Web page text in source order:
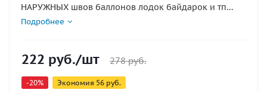
НАРУЖНЫХ швов баллонов лодок байдарок и тп
Лента ПВХ имеет тканьевую арматуру.из ткани
вам понадобятся не просто ленты ПВХ а косые
ленты тянутся вдоль.
Подробнее
222 руб./шт 278руб.
-20% Экономия 56 руб.